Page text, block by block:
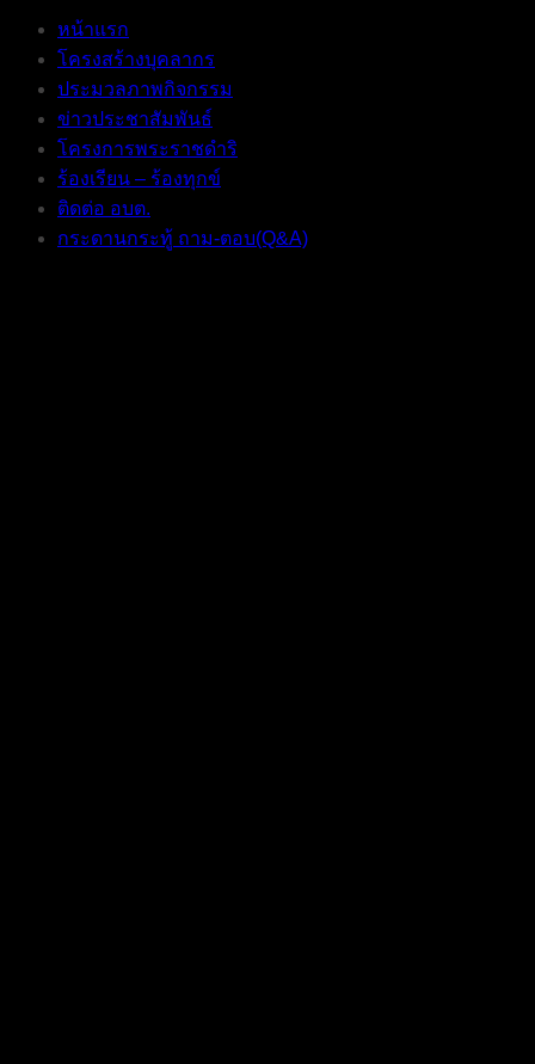
หน้าแรก
โครงสร้างบุคลากร
ประมวลภาพกิจกรรม
ข่าวประชาสัมพันธ์
โครงการพระราชดำริ
ร้องเรียน – ร้องทุกข์
ติดต่อ อบต.
กระดานกระทู้ ถาม-ตอบ(Q&A)